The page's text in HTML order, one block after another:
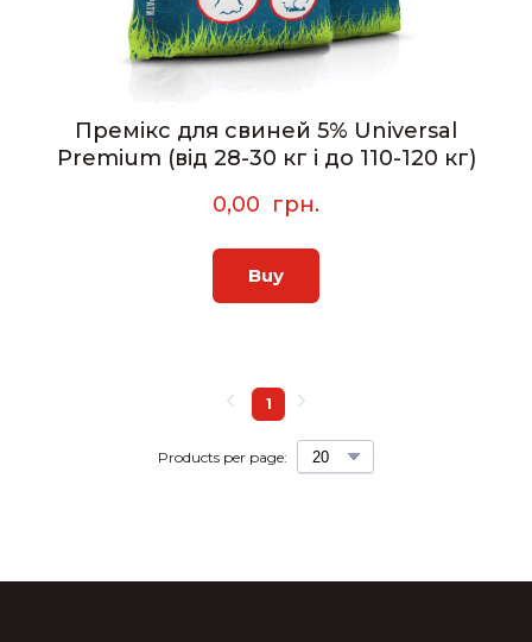
Премікс для свиней 5% Universal
Premium (від 28-30 кг і до 110-120 кг)
0,00  грн.
Buy
Products per page:
1